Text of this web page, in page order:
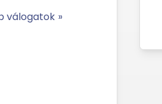
válogatok »